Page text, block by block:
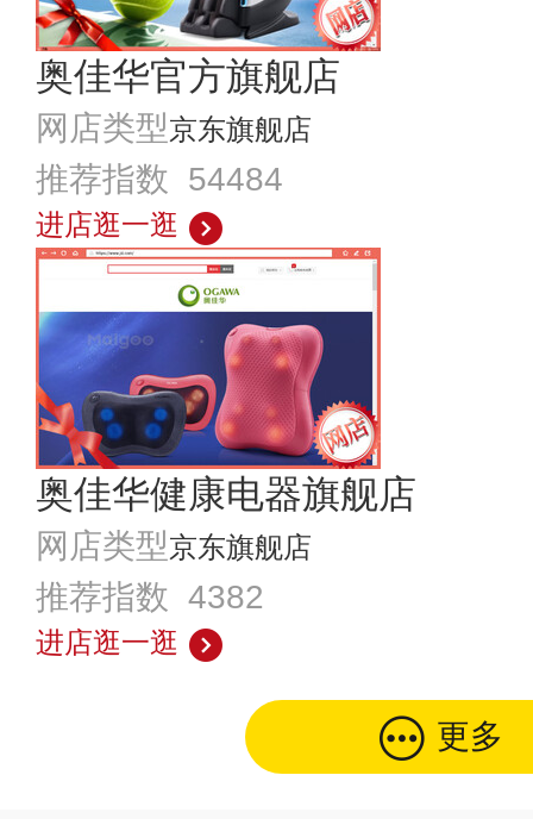
奥佳华官方旗舰店
网店类型京东旗舰店
推荐指数 54484
进店逛一逛
奥佳华健康电器旗舰店
网店类型京东旗舰店
推荐指数 4382
进店逛一逛
更多